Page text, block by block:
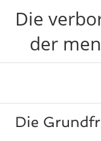
Die
der
Die